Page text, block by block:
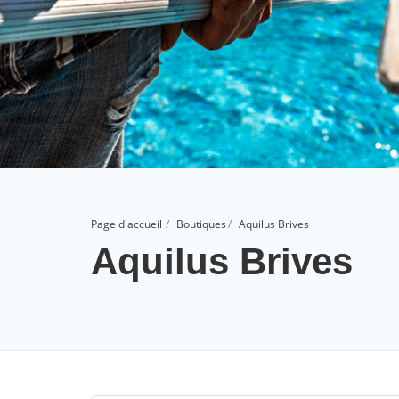
Page d'accueil Boutiques Aquilus Brives
Aquilus Brives